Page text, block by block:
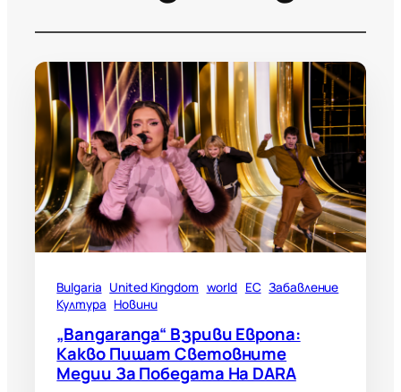
Bulgaria United Kingdom world ЕС Забавление
Култура Новини
„Bangaranga“ Взриви Европа:
Какво Пишат Световните
Медии За Победата На DARA